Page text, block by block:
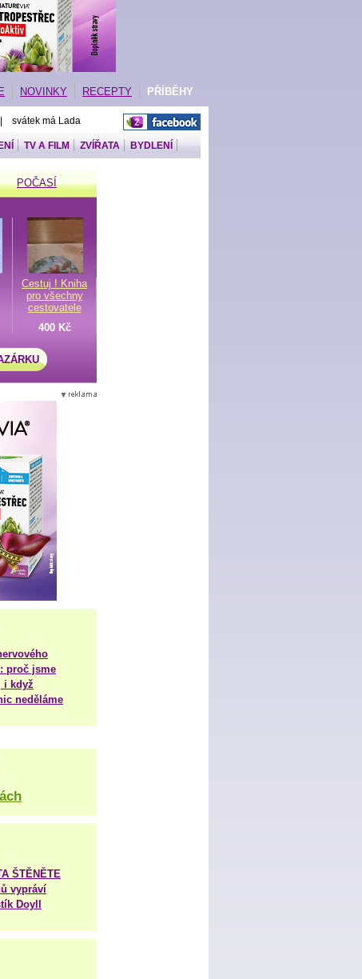
NOVINKY RECEPTY PŘÍBĚHY
svátek má Lada
TV A FILM ZVÍŘATA BYDLENÍ
POČASÍ
Cestuj ! Kniha
pro všechny
cestovatele
400 Kč
proč jsme
i když
neděláme
ŠTĚNĚTE
vypráví
Doyll